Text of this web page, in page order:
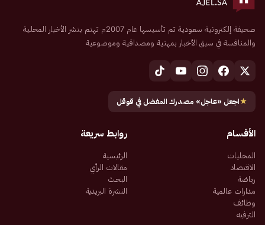
صحيفة إلكترونية سعودية تم تأسيسها عام 2007م تهتم بنشر الأخبار المحلية
والمنافسة في سبق الأخبار بمهنية ومصداقية وموضوعية
★اجعل «عاجل» مصدرك المفضل في قوقل
الأقسام
المحليات
الاقتصاد
رياضة
مدارات عالمية
وظائف
الترفيه
روابط سريعة
الرئيسية
مقالات الرأي
البحث
النشرة البريدية